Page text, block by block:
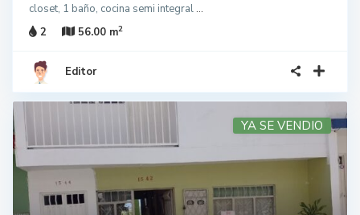
closet, 1 baño, cocina semi integral...
2
56.00 m2
Editor
YA SE VENDIO